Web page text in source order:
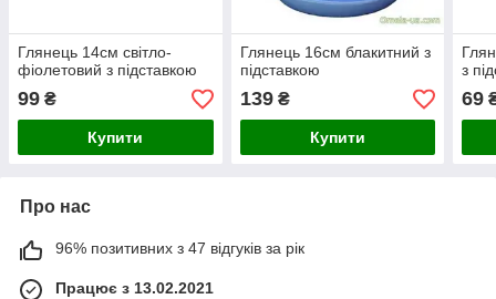
Глянець 14см світло-
фіолетовий з підставкою
99 ₴
Купити
Глянець 16см блакитний з
підставкою
139₴
Купити
з
69
Про нас
96% позитивних з 47 відгуків за рік
Працює з 13.02.2021